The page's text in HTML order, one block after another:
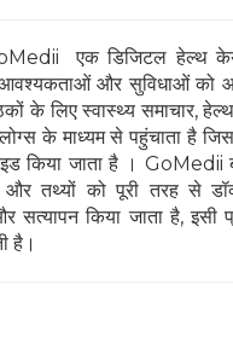
एक डिजिटल हेल्थ
और सुविधाओं को
के लिए स्वास्थ्य समाचार,
के माध्यम से पहुंचाता है
किया जाता है । GoMedii
तथ्यों को पूरी तरह से
और सत्यापन किया जाता है, इसी
है।